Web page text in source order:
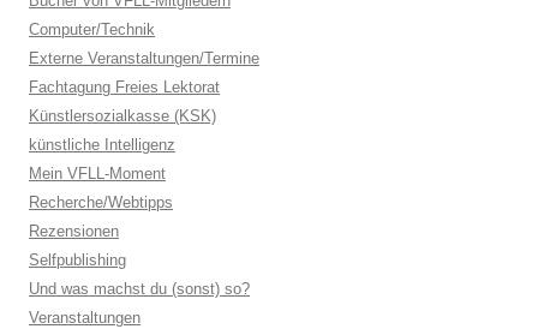
Computer/Technik
Externe Veranstaltungen/Termine
Fachtagung Freies Lektorat
Künstlersozialkasse (KSK)
künstliche Intelligenz
Mein VFLL-Moment
Recherche/Webtipps
Rezensionen
Selfpublishing
Und was machst du (sonst) so?
Veranstaltungen